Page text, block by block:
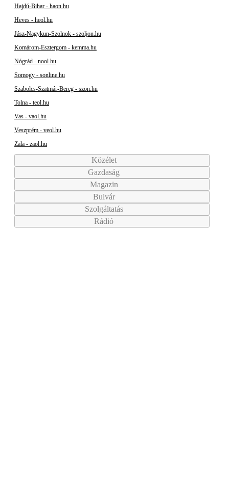
Hajdú-Bihar - haon.hu
Heves - heol.hu
Jász-Nagykun-Szolnok - szoljon.hu
Komárom-Esztergom - kemma.hu
Nógrád - nool.hu
Somogy - sonline.hu
Szabolcs-Szatmár-Bereg - szon.hu
Tolna - teol.hu
Vas - vaol.hu
Veszprém - veol.hu
Zala - zaol.hu
Közélet
Gazdaság
Magazin
Bulvár
Szolgáltatás
Rádió